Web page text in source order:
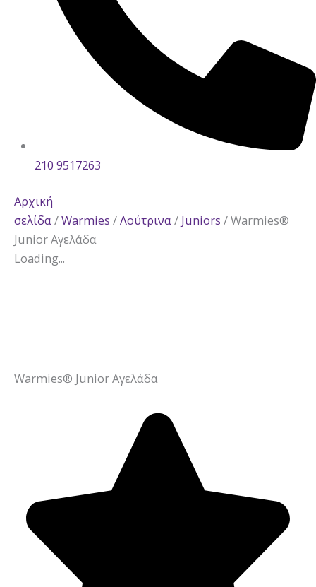
210 9517263
Αρχική
σελίδα/Warmies /Λούτρινα/ Juniors / Warmies®
Junior Αγελάδα
Loading...
Warmies® Junior Αγελάδα